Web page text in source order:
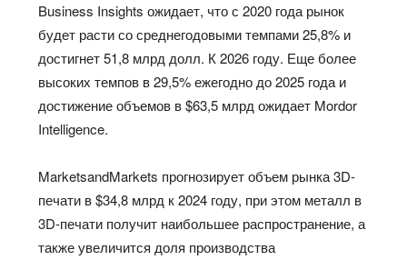
Business Insights ожидает, что с 2020 года рынок
будет расти со среднегодовыми темпами 25,8% и
достигнет 51,8 млрд долл. К 2026 году. Еще более
высоких темпов в 29,5% ежегодно до 2025 года и
достижение объемов в $63,5 млрд ожидает Mordor
Intelligence.
MarketsandMarkets прогнозирует объем рынка 3D-
печати в $34,8 млрд к 2024 году, при этом металл в
3D-печати получит наибольшее распространение, а
также увеличится доля производства